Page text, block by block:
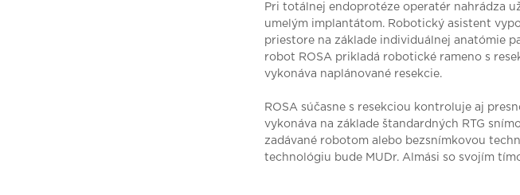
Pri totálnej endoprotéze operatér nahrádza
umelým implantátom. Robotický asistent
priestore na základe individuálnej anatómie
robot ROSA prikladá robotické rameno s
vykonáva naplánované resekcie.
ROSA súčasne s resekciou kontroluje aj
vykonáva na základe štandardných RTG
zadávané robotom alebo bezsnímkovou
technológiu bude MUDr. Almási so svojím